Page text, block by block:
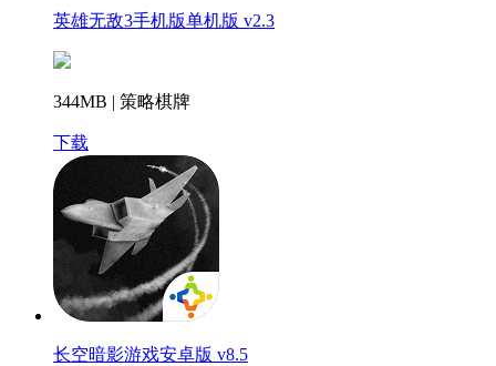
英雄无敌3手机版单机版 v2.3
344MB | 策略棋牌
下载
长空暗影游戏安卓版 v8.5